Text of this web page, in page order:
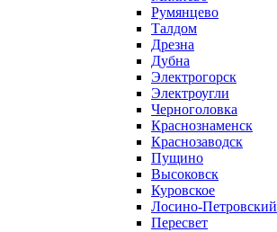
Румянцево
Талдом
Дрезна
Дубна
Электрогорск
Электроугли
Черноголовка
Краснознаменск
Краснозаводск
Пущино
Высоковск
Куровское
Лосино-Петровский
Пересвет